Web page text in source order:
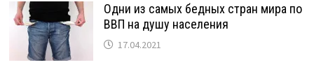
Одни из самых бедных стран мира по
ВВП на душу населения
17.04.2021